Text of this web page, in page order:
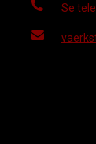
Se